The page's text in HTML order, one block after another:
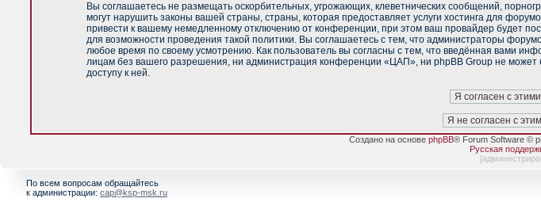
Вы соглашаетесь не размещать оскорбительных, угрожающих, клеветнических сообщений,
могут нарушить законы вашей страны, страны, которая предоставляет услуги хостинга для
привести к вашему немедленному отключению от конференции, при этом ваш провайдер будет
для возможности проведения такой политики. Вы соглашаетесь с тем, что администраторы
любое время по своему усмотрению. Как пользователь вы согласны с тем, что введённая вами
лицам без вашего разрешения, ни администрация конференции «ЦАП», ни phpBB Group не может
доступу к ней.
Создано на основе phpBB® Forum Software ©
Русская
[
По всем вопросам обращайтесь
к администрации: cap@ksp-msk.ru